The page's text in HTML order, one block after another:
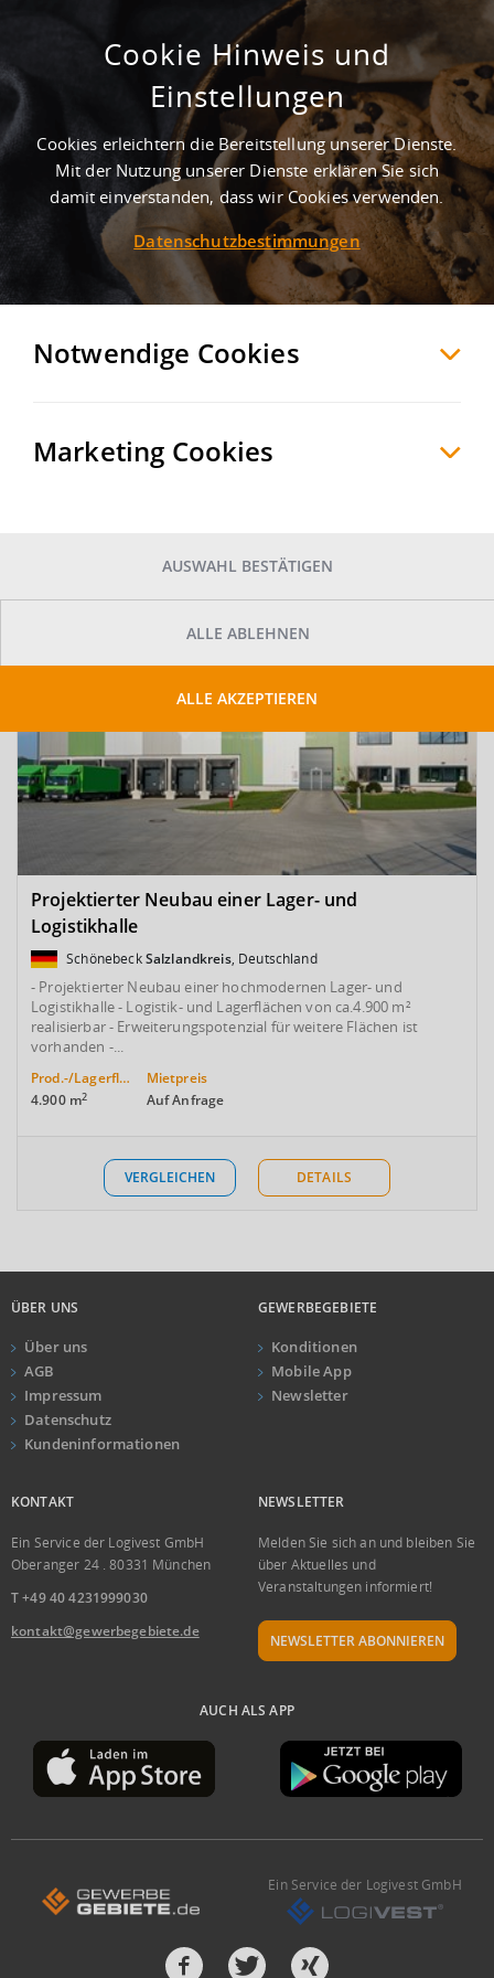
Treffer -Lagerhalle mieten in Schönebeck
Schönebeck Hallen/Produktion zur Miete
Möchten Sie diese Suche als Suchauftrag
Objekte informiert werden?
Projektierter Neubau einer Lager- und
Logistikhalle
SchönebeckSalzlandkreis, Deutschland
- Projektierter Neubau einer hochmodernen Lager- und
Logistikhalle - Logistik- und Lagerflächen von ca.4.900 m²
realisierbar - Erweiterungspotenzial für weitere Flächen ist
vorhanden -...
Prod.-/Lagerfläche
4.900 m2
Mietpreis
Auf Anfrage
VERGLEICHEN DETAILS
ÜBER UNS
Über uns
AGB
Impressum
Datenschutz
Kundeninformationen
GEWERBEGEBIETE
Konditionen
Mobile App
Newsletter
KONTAKT
Ein Service der Logivest GmbH
Oberanger 24 . 80331 München
T +49 40 4231999030
kontakt@gewerbegebiete.de
NEWSLETTER
Melden Sie sich an und bleiben Sie
über Aktuelles und
Veranstaltungen informiert!
NEWSLETTER ABONNIEREN
AUCH ALS APP
Cookie Hinweis und
Einstellungen
Cookies erleichtern die Bereitstellung unserer Dienste.
Mit der Nutzung unserer Dienste erklären Sie sich
damit einverstanden, dass wir Cookies verwenden.
Datenschutzbestimmungen
Notwendige Cookies
Marketing Cookies
AUSWAHL BESTÄTIGEN
ALLE ABLEHNEN
ALLE AKZEPTIEREN
Ein Service der Logivest GmbH